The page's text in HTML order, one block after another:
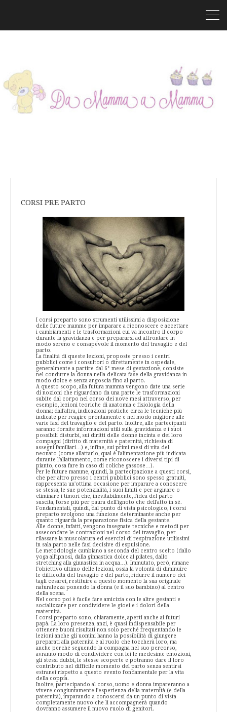
CORSI PRE PARTO
I corsi preparto sono strumenti utilissimi a disposizione
delle future mamme per imparare a riconoscere e accettare
i cambiamenti e le trasformazioni cui va incontro il corpo
durante la gravidanza e per prepararsi ad affrontare in
modo sereno e consapevole il momento del travaglio e del
parto.
La finalità di queste lezioni, proposte presso i centri
pubblici come i consultori o direttamente in ospedale,
generalmente a partire dal 6° mese di gestazione, consiste
nel condurre la donna nella delicata fase della gravidanza in
modo dolce e senza angoscia fino al parto.
A questo scopo, alla futura mamma vengono date una serie
di nozioni che riguardano da una parte le trasformazioni
subite dal corpo nel corso dei nove mesi attraverso, per
esempio, lezioni teoriche di anatomia e fisiologia della
donna; dall'altra, indicazioni pratiche circa le tecniche più
indicate per reagire prontamente e nel modo migliore alle
varie fasi del travaglio e del parto. Inoltre, alle partecipanti
saranno fornite informazioni utili sulla gravidanza e i suoi
possibili disturbi, sui diritti delle donne incinta e dei loro
compagni (diritto di maternità e paternità, richiesta di
assegni familiari…) e, infine, sui primi mesi di vita del
neonato (come allattarlo, qual è l'alimentazione più indicata
durante l'allattamento, come riconoscere i diversi tipi di
pianto, cosa fare in caso di coliche gassose…).
Per le future mamme, quindi, la partecipazione a questi corsi,
che per altro presso i centri pubblici sono spesso gratuiti,
rappresenta un'ottima occasione per imparare a conoscere
se stessa, le sue potenzialità, i suoi limiti e per arginare o
eliminare i timori che, inevitabilmente, l'idea del parto
suscita, forse più per paura dell'ignoto che dell'atto in sé.
Fondamentali, quindi, dal punto di vista psicologico, i corsi
preparto svolgono una funzione determinante anche per
quanto riguarda la preparazione fisica della gestante.
Alle donne, infatti, vengono insegnate tecniche e metodi per
assecondare le contrazioni nel corso del travaglio, per
rilassare la muscolatura ed esercizi di respirazione utilissimi
in sala parto nelle fasi decisive di espulsione.
Le metodologie cambiano a seconda del centro scelto (dallo
yoga all'ipnosi, dalla ginnastica dolce al pilates, dallo
stretching alla ginnastica in acqua…). Immutato, però, rimane
l'obiettivo ultimo delle lezioni, ossia la volontà di diminuire
le difficoltà del travaglio e del parto, ridurre il numero dei
tagli cesarei, restituire a questo momento la sua originale
naturalezza ponendo la donna (e il suo bambino) al centro
della scena.
Nel corso poi è facile fare amicizia con le altre gestanti e
socializzare per condividere le gioei e i dolori della
maternità.
I corsi preparto sono, chiaramente, aperti anche ai futuri
papà. La loro presenza, anzi, è quasi indispensabile per
ottenere buoni risultati non solo perché frequentando le
lezioni anche gli uomini hanno la possibilità di giungere
preparati alla paternità e al ruolo che toccherà loro, ma
anche perché seguendo la compagna nel suo percorso,
avranno modo di condividere con lei le medesime emozioni,
gli stessi dubbi, le stesse scoperte e potranno dare il loro
contributo nel difficile momento del parto senza sentirsi
estranei rispetto a questo evento fondamentale per la vita
della coppia.
Inoltre, partecipando al corso, uomo e donna impareranno a
vivere congiuntamente l'esperienza della maternità (e della
paternità), imparando a conoscersi da un punto di vista
completamente nuovo che li accompagnerà quando
dovranno assumere il nuovo ruolo di genitori.